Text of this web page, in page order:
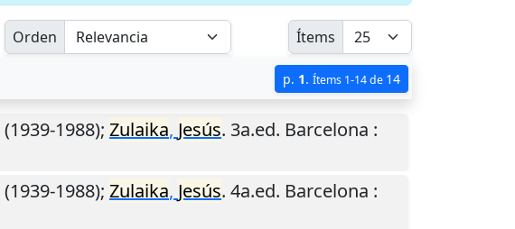
Orden Ítems
p. 1. Ítems 1-14 de 14
(1939-1988); Zulaika, Jesús. 3a.ed. Barcelona :
(1939-1988); Zulaika, Jesús. 4a.ed. Barcelona :